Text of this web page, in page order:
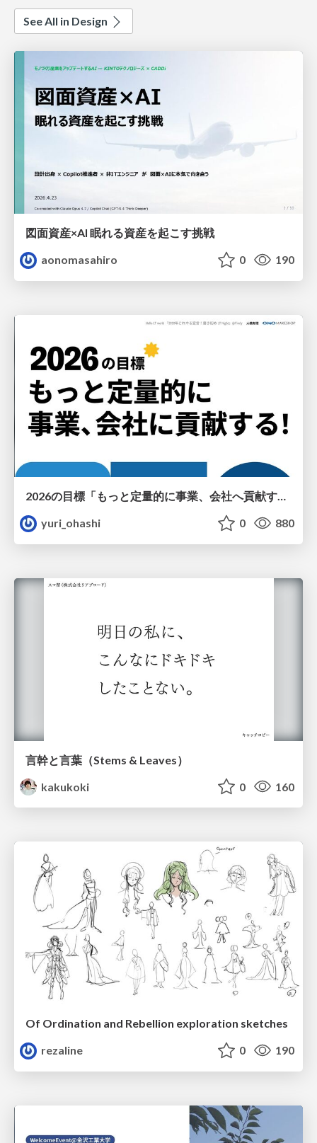
See All in Design
図面資産×AI 眠れる資産を起こす挑戦
aonomasahiro
0 190
2026の目標「もっと定量的に事業、会社へ貢献する！」
yuri_ohashi
0 880
言幹と言葉（Stems & Leaves）
kakukoki
0 160
Of Ordination and Rebellion exploration sketches
rezaline
0 190